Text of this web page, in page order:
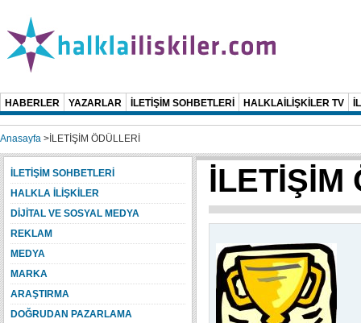
HABERLER YAZARLAR İLETİŞİM SOHBETLERİ HALKLAİLİŞKİLER TV
Anasayfa > İLETİŞİM ÖDÜLLERİ
İLETİŞİM
İLETİŞİM SOHBETLERİ
HALKLA İLİŞKİLER
DİJİTAL VE SOSYAL MEDYA
REKLAM
MEDYA
MARKA
ARAŞTIRMA
DOĞRUDAN PAZARLAMA